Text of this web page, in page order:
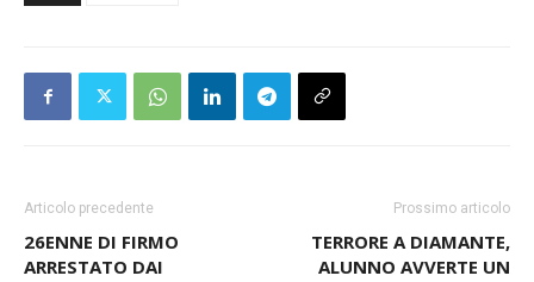
Articolo precedente
ARRESTATO DAI
CARABINIERI DI
LUNGRO:SEQUESTRATI
ALUNNO AVVERTE UN